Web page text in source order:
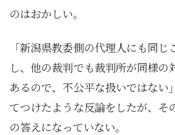
のはおかしい。
「新潟県教委側の代理人にも同じ
し、他の裁判でも裁判所が同様の
あるので、不公平な扱いではない
てつけたような反論をしたが、そ
の答えになっていない。